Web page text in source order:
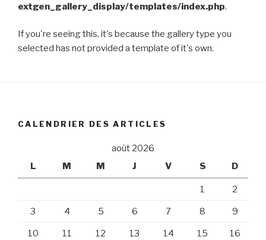
extgen_gallery_display/templates/index.php.
If you're seeing this, it's because the gallery type you
selected has not provided a template of it's own.
CALENDRIER DES ARTICLES
août 2026
L
M M J V S D
1 2
3 4 5 6 7 8 9
10 11 12 13 14 15 16